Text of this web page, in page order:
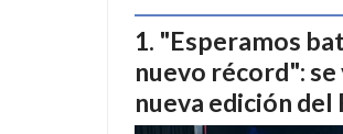
"Esperamos
nuevo récord": se
nueva edición del